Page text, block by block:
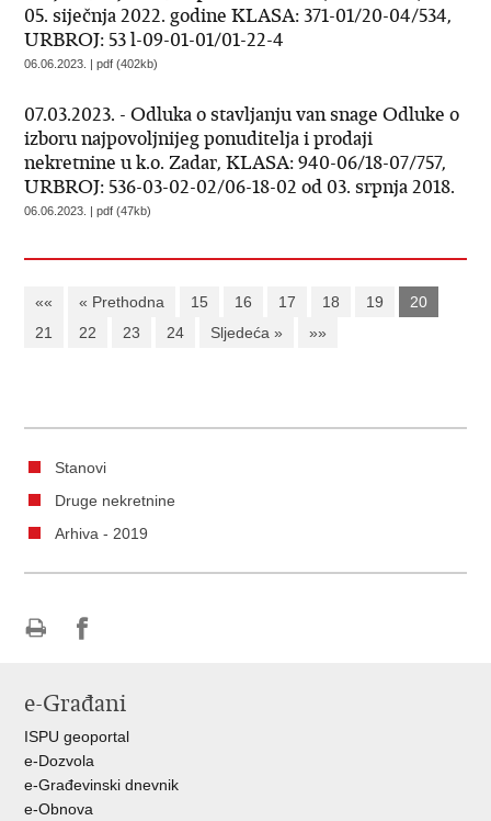
05. siječnja 2022. godine KLASA: 371-01/20-04/534,
URBROJ: 53 l-09-01-01/01-22-4
06.06.2023. | pdf (402kb)
07.03.2023. - Odluka o stavljanju van snage Odluke o
izboru najpovoljnijeg ponuditelja i prodaji
nekretnine u k.o. Zadar, KLASA: 940-06/18-07/757,
URBROJ: 536-03-02-02/06-18-02 od 03. srpnja 2018.
06.06.2023. | pdf (47kb)
«« « Prethodna 15 16 17 18 19
20
21
22 23 24 Sljedeća » »»
Stanovi
Druge nekretnine
Arhiva - 2019
FacebookuTwitteru
e-Građani
ISPU geoportal
e-Dozvola
e-Građevinski dnevnik
e-Obnova